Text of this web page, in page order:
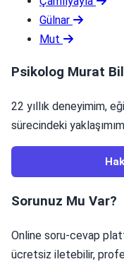
Gülnar
Mut
Psikolog Murat
22 yıllık deneyimim,
sürecindeki
Sorunuz Mu Var?
Online soru-cevap
ücretsiz iletebilir,